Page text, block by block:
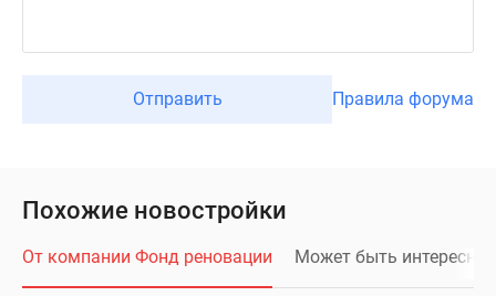
Отправить Правила форума
Похожие новостройки
От компании Фонд реновации Может быть интересно